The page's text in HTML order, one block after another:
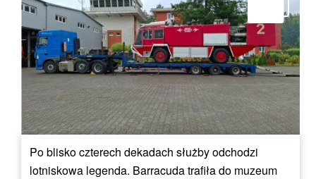
Po blisko czterech dekadach służby odchodzi
lotniskowa legenda. Barracuda trafiła do muzeum